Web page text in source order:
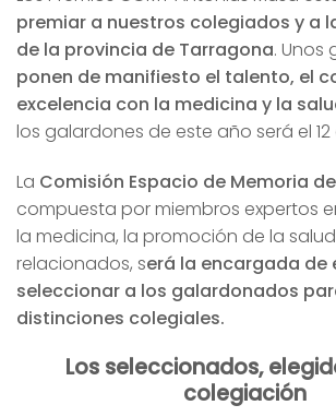
premiar a nuestros colegiados y a
de la provincia de Tarragona. Unos
ponen de manifiesto el talento, el
excelencia con la medicina y la
los galardones de este año será el
La Comisión Espacio de Memoria
compuesta por miembros expertos
la medicina, la promoción de la
relacionados, será la encargada de
seleccionar a los galardonados
distinciones colegiales.
Los seleccionados,
colegiación